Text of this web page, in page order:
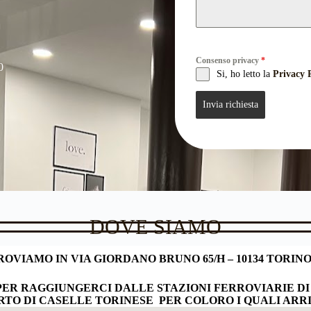
Consenso privacy *
Si, ho letto la Privacy
Invia richiesta
DOVE SIAMO
IN VIA GIORDANO BRUNO 65/H – 10134
RAGGIUNGERCI DALLE STAZIONI FERROVIARIE DI
DI CASELLE TORINESE PER COLORO I QUALI